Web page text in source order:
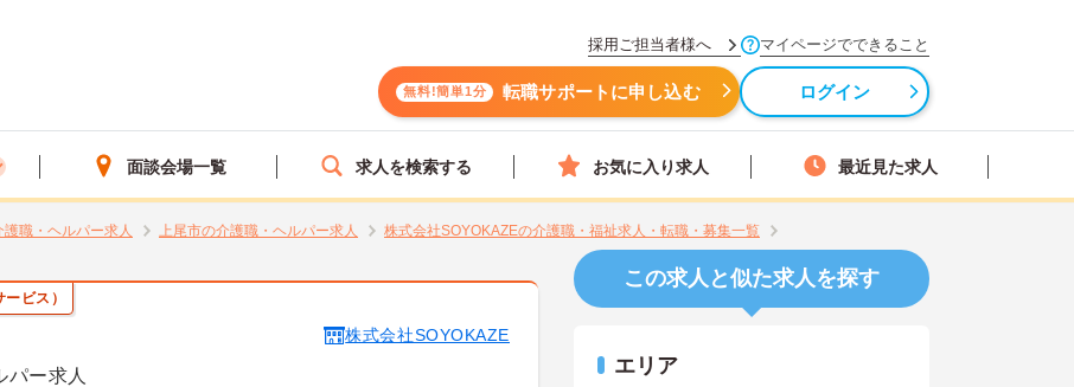
採用ご担当者様へ マイページでできること
無料!簡単1分 転職サポートに申し込む ログイン
面談会場一覧 求人を検索する お気に入り求人 最近見た求人
護職・ヘルパー求人 上尾市の介護職・ヘルパー求人
株式会社SOYOKAZEの介護職・福祉求人・転職・募集一覧
ビス）
株式会社SOYOKAZE
パー求人
この求人と似た求人を探す
エリア